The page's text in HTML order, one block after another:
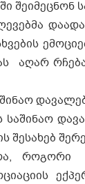
შეიმეცნონ
აღარ
სა­ში­ნაო